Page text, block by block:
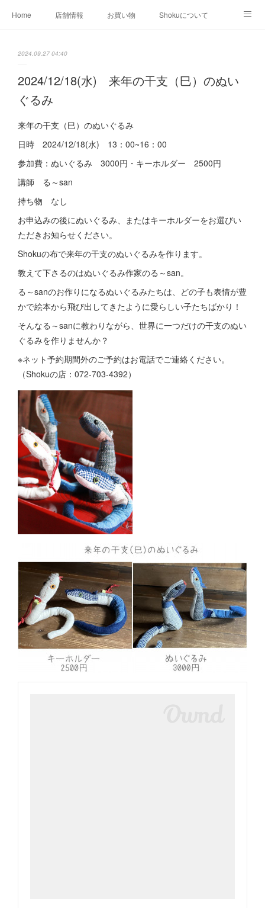
Home 店舗情報 お買い物 Shokuについて
2024.09.27 04:40
2024/12/18(水) 来年の干支（巳）のぬい
ぐるみ
来年の干支（巳）のぬいぐるみ
日時 2024/12/18(水) 13：00~16：00
参加費：ぬいぐるみ 3000円・キーホルダー 2500円
講師 る～san
持ち物 なし
お申込みの後にぬいぐるみ、またはキーホルダーをお選びい
ただきお知らせください。
Shokuの布で来年の干支のぬいぐるみを作ります。
教えて下さるのはぬいぐるみ作家のる～san。
る～sanのお作りになるぬいぐるみたちは、どの子も表情が豊
かで絵本から飛び出してきたように愛らしい子たちばかり！
そんなる～sanに教わりながら、世界に一つだけの干支のぬい
ぐるみを作りませんか？
※ネット予約期間外のご予約はお電話でご連絡ください。
（Shokuの店：072-703-4392）